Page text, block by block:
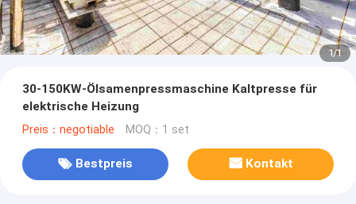
1/1
30-150KW-Ölsamenpressmaschine Kaltpresse für
elektrische Heizung
Preis：negotiable MOQ：1 set
Bestpreis Kontakt